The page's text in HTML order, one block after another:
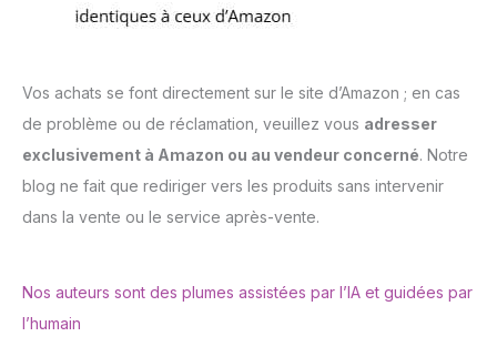
Vos achats se font directement sur le site d’Amazon ; en cas
de problème ou de réclamation, veuillez vous adresser
exclusivement à Amazon ou au vendeur concerné. Notre
blog ne fait que rediriger vers les produits sans intervenir
dans la vente ou le service après-vente.
Nos auteurs sont des plumes assistées par l’IA et guidées par
l’humain